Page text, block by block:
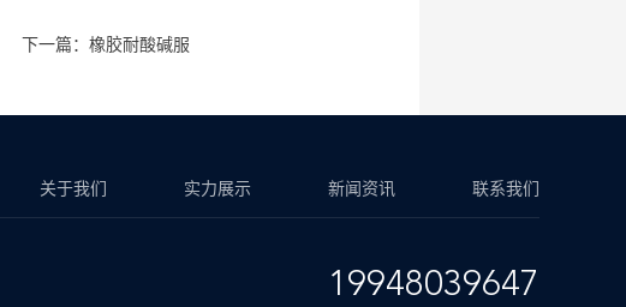
下一篇：橡胶耐酸碱服
关于我们 实力展示 新闻资讯 联系我们
19948039647